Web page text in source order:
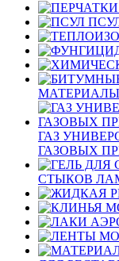
МАТЕРИАЛЫ
ГАЗ
ГАЗОВЫХ
СТЫКОВ